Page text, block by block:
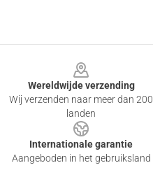
Wereldwijde verzending
Wij verzenden naar meer dan 200
landen
Internationale garantie
Aangeboden in het gebruiksland